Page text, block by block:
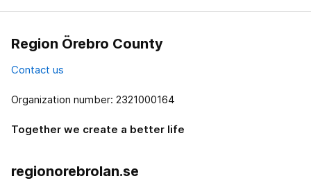
Region Örebro County
Contact us
Organization number: 2321000164
Together we create a better life
regionorebrolan.se